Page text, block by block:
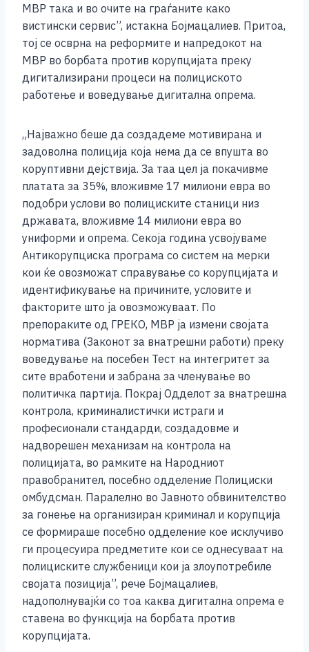
МВР така и во очите на граѓаните како
вистински сервис”, истакна Бојмацалиев. Притоа,
тој се осврна на реформите и напредокот на
МВР во борбата против корупцијата преку
дигитализирани процеси на полициското
работење и воведување дигитална опрема.
„Најважно беше да создадеме мотивирана и
задоволна полиција која нема да се впушта во
коруптивни дејствија. За таа цел ја покачивме
платата за 35%, вложивме 17 милиони евра во
подобри услови во полициските станици низ
државата, вложивме 14 милиони евра во
униформи и опрема. Секоја година усвојуваме
Антикорупциска програма со систем на мерки
кои ќе овозможат справување со корупцијата и
идентификување на причините, условите и
факторите што ја овозможуваат. По
препораките од ГРЕКО, МВР ја измени својата
норматива (Законот за внатрешни работи) преку
воведување на посебен Тест на интегритет за
сите вработени и забрана за членување во
политичка партија. Покрај Одделот за внатрешна
контрола, криминалистички истраги и
професионали стандарди, создадовме и
надворешен механизам на контрола на
полицијата, во рамките на Народниот
правобранител, посебно одделение Полициски
омбудсман. Паралелно во Јавното обвинителство
за гонење на организиран криминал и корупција
се формираше посебно одделение кое исклучиво
ги процесуира предметите кои се однесуваат на
полициските службеници кои ја злоупотребилe
својата позиција”, рече Бојмацалиев,
надополнувајќи со тоа каква дигитална опрема е
ставена во функција на борбата против
корупцијата.